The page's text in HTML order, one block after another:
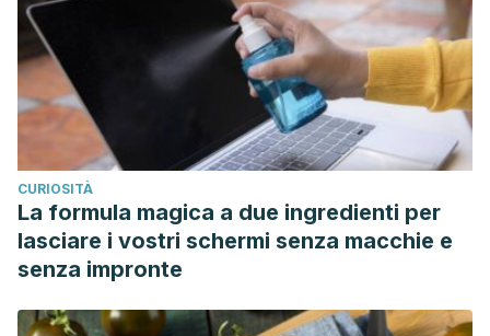
CURIOSITÀ
La formula magica a due ingredienti per
lasciare i vostri schermi senza macchie e
senza impronte